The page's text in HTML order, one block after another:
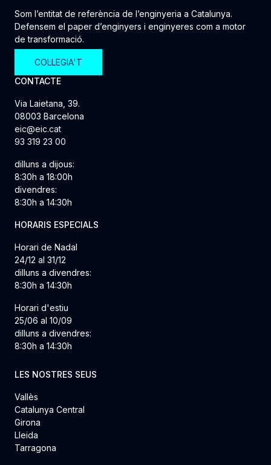
Som l’entitat de referència de l’enginyeria a Catalunya.
Defensem el paper d’enginyers i enginyeres com a motor
de transformació.
COL·LEGIA'T
CONTACTE
Via Laietana, 39.
08003 Barcelona
eic@eic.cat
93 319 23 00
dilluns a dijous:
8:30h a 18:00h
divendres:
8:30h a 14:30h
HORARIS ESPECIALS
Horari de Nadal
24/12 al 31/12
dilluns a divendres:
8:30h a 14:30h
Horari d'estiu
25/06 al 10/09
dilluns a divendres:
8:30h a 14:30h
LES NOSTRES SEUS
Vallès
Catalunya Central
Girona
Lleida
Tarragona